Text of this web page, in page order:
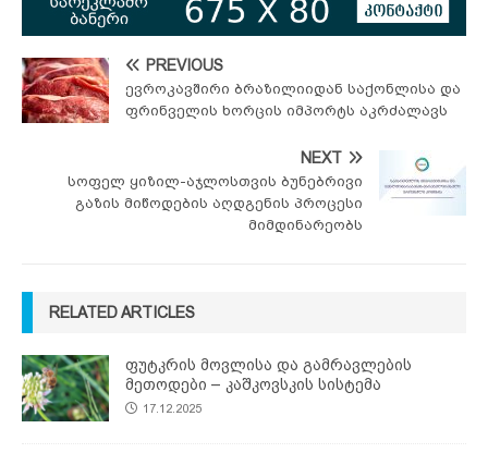
PREVIOUS
ევროკავშირი ბრაზილიიდან საქონლისა და
ფრინველის ხორცის იმპორტს აკრძალავს
NEXT
სოფელ ყიზილ-აჯლოსთვის ბუნებრივი
გაზის მიწოდების აღდგენის პროცესი
მიმდინარეობს
RELATED ARTICLES
ფუტკრის მოვლისა და გამრავლების
მეთოდები – კაშკოვსკის სისტემა
17.12.2025